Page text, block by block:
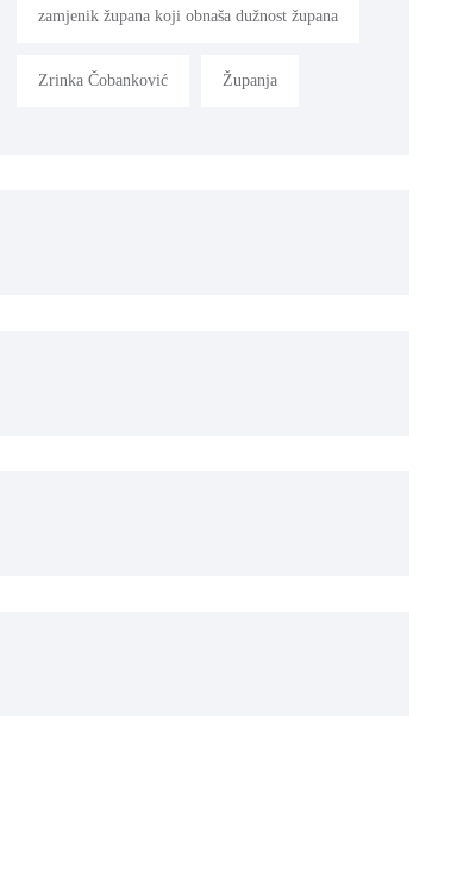
zamjenik župana koji obnaša dužnost župana
Zrinka Čobanković Županja